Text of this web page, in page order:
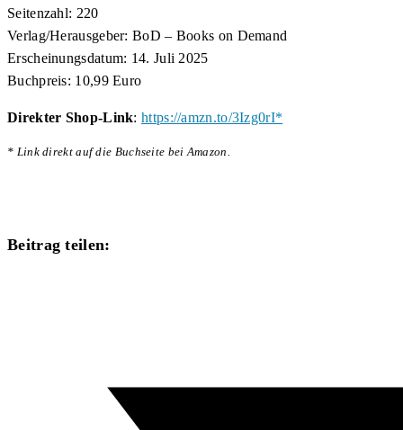
Seitenzahl: 220
Verlag/Herausgeber: BoD – Books on Demand
Erscheinungsdatum: 14. Juli 2025
Buchpreis: 10,99 Euro
Direkter Shop-Link:https://amzn.to/3Izg0rI*
* Link direkt auf die Buchseite bei Amazon.
Beitrag teilen: